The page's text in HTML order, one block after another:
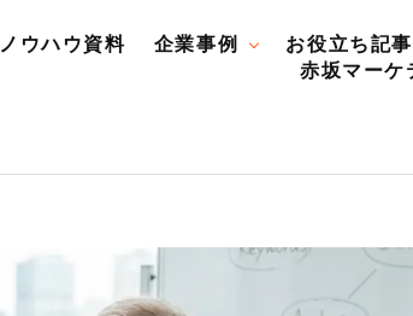
ノウハウ資料 企業事例
お役立ち記事
赤坂マーケ